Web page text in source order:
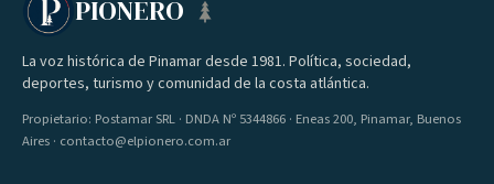
PIONERO
La voz histórica de Pinamar desde 1981. Política, sociedad,
deportes, turismo y comunidad de la costa atlántica.
Propietario: Postamar SRL · DNDA Nº 5344866 · Eneas 200, Pinamar, Buenos
Aires · contacto@elpionero.com.ar